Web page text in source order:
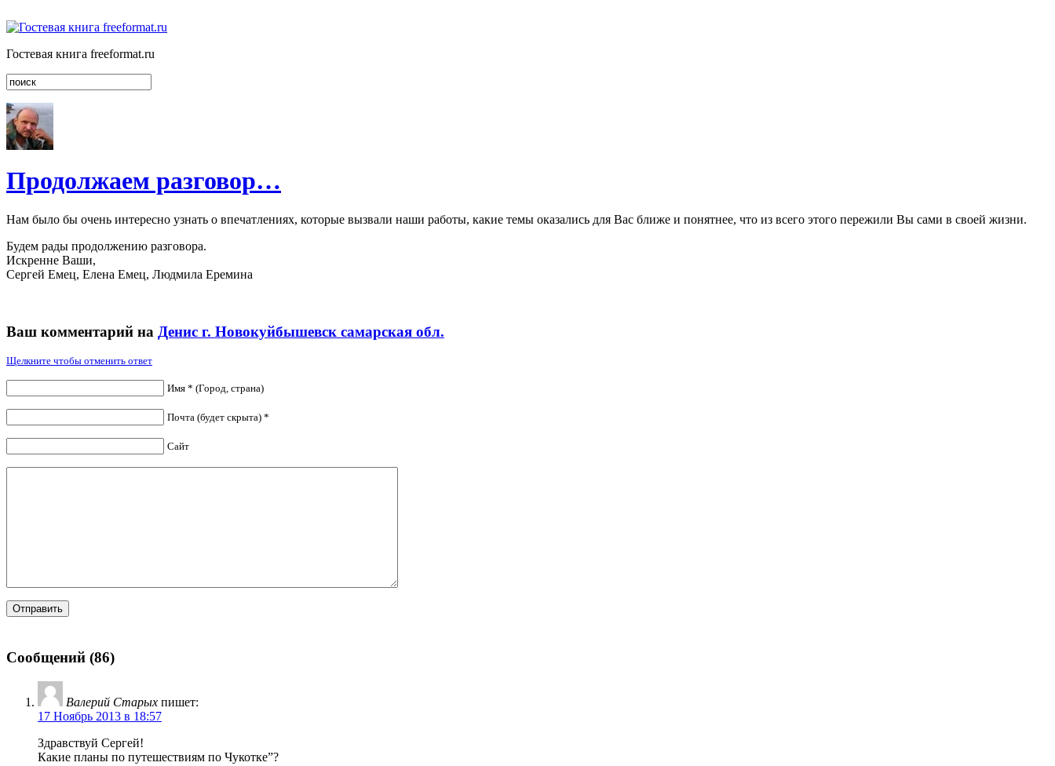
Гостевая книга freeformat.ru
Продолжаем разговор…
Нам было бы очень интересно узнать о впечатлениях, которые вызвали наши работы, какие темы оказались для Вас ближе и понятнее, что из всего этого пережили Вы сами в своей жизни.
Будем рады продолжению разговора.
Искренне Ваши,
Сергей Емец, Елена Емец, Людмила Еремина
Ваш комментарий на Денис г. Новокуйбышевск самарская обл.
Щелкните чтобы отменить ответ
Имя * (Город, страна)
Почта (будет скрыта) *
Сайт
Сообщений (86)
Валерий Старых пишет:
17 Ноябрь 2013 в 18:57
Здравствуй Сергей!
Какие планы по путешествиям по Чукотке”?